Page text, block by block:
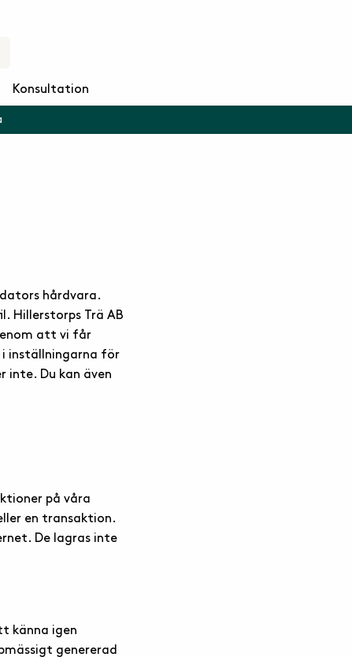
Konsultation
hårdvara.
Hillerstorps Trä AB
att vi får
i inställningarna för
inte. Du kan även
på våra
en transaktion.
De lagras inte
känna igen
genererad